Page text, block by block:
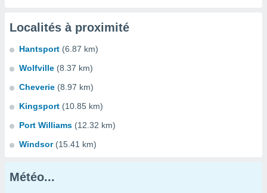
Localités à proximité
Hantsport (6.87 km)
Wolfville (8.37 km)
Cheverie (8.97 km)
Kingsport (10.85 km)
Port Williams (12.32 km)
Windsor (15.41 km)
Météo...